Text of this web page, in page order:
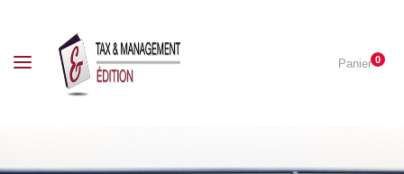
Panier0